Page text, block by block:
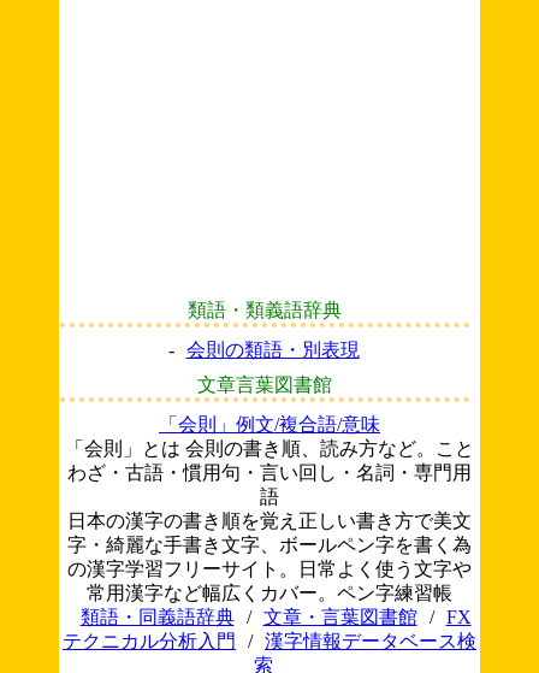
類語・類義語辞典
-
会則の類語・別表現
文章言葉図書館
「会則」例文/複合語/意味
「会則」とは 会則の書き順、読み方など。こと
わざ・古語・慣用句・言い回し・名詞・専門用
語
日本の漢字の書き順を覚え正しい書き方で美文
字・綺麗な手書き文字、ボールペン字を書く為
の漢字学習フリーサイト。日常よく使う文字や
常用漢字など幅広くカバー。ペン字練習帳
類語・同義語辞典
/ 文章・言葉図書館 /
FX
テクニカル分析入門
/ 漢字情報データベース検
索